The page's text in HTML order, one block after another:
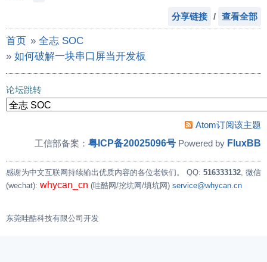
分享链接 / 查看全部
首页 » 全志 SOC
» 如何破解一块串口屏当开发板
论坛跳转
Atom订阅该主题
工信部备案： 粤ICP备20025096号 Powered by FluxBB
感谢为中文互联网持续输出优质内容的各位老铁们。 QQ: 516333132 , 微信
(wechat): whycan_cn (哇酷网/挖坑网/填坑网) service@whycan.cn
东莞哇酷科技有限公司开发